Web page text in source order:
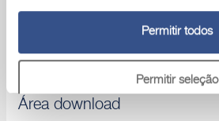
Permitir todos
Permitir seleção
Área download